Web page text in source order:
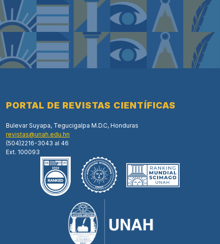
PORTAL DE REVISTAS CIENTÍFICAS
Bulevar Suyapa, Tegucigalpa M.D.C, Honduras
revistas@unah.edu.hn
(504)2216-3043 al 46
Ext. 100093